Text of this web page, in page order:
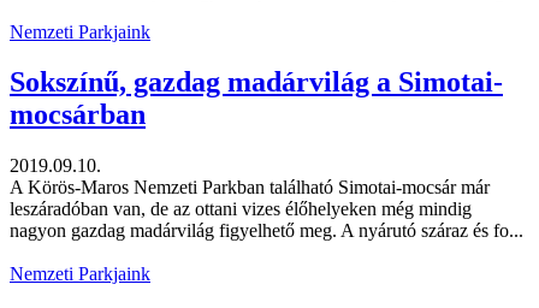
Nemzeti Parkjaink
Sokszínű, gazdag madárvilág a Simotai-
mocsárban
2019.09.10.
A Körös-Maros Nemzeti Parkban található Simotai-mocsár már
leszáradóban van, de az ottani vizes élőhelyeken még mindig
nagyon gazdag madárvilág figyelhető meg. A nyárutó száraz és fo...
Nemzeti Parkjaink